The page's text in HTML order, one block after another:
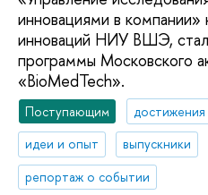
инновациями в
инноваций НИУ ВШЭ,
программы Московского
«BioMedTech».
Поступающим
достижения
идеи и опыт
выпускники
репортаж о событии